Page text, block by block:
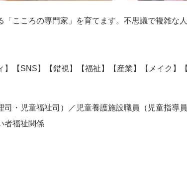
こころの専門家」を育てます。不思議で複雑な
】【SNS】【錯視】【福祉】【産業】【メイク】
・児童福祉司）／児童養護施設職員（児童指
者福祉関係